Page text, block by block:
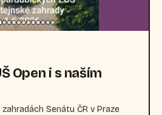
Open i s naším
Senátu ČR v Praze